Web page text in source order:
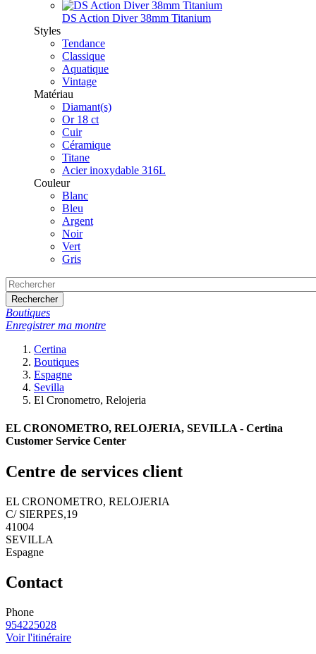
DS Action Diver 38mm Titanium
Styles
Tendance
Classique
Aquatique
Vintage
Matériau
Diamant(s)
Or 18 ct
Cuir
Céramique
Titane
Acier inoxydable 316L
Couleur
Blanc
Bleu
Argent
Noir
Vert
Gris
Rechercher
Boutiques
Enregistrer ma montre
Certina
Boutiques
Espagne
Sevilla
El Cronometro, Relojeria
EL CRONOMETRO, RELOJERIA, SEVILLA - Certina
Customer Service Center
Centre de services client
EL CRONOMETRO, RELOJERIA
C/ SIERPES,19
41004
SEVILLA
Espagne
Contact
Phone
954225028
Voir l'itinéraire